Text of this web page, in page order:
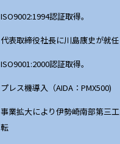
ISO9002:1994認証取得。
代表取締役社長に川島康史が就任
ISO9001:2000認証取得。
プレス機導入（AIDA：PMX500)
事業拡大により伊勢崎南部第三
転